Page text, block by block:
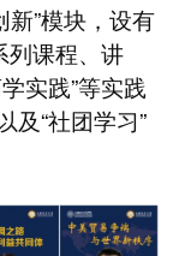
”模块，设有
列课程、讲
实践”等实践
及“社团学习”